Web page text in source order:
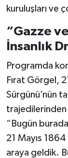
kuruluşları ve
“Gazze
İnsanlık
Programda
Fırat Görgel,
Sürgünü’nün
“Bugün
21 Mayıs
araya geldik.